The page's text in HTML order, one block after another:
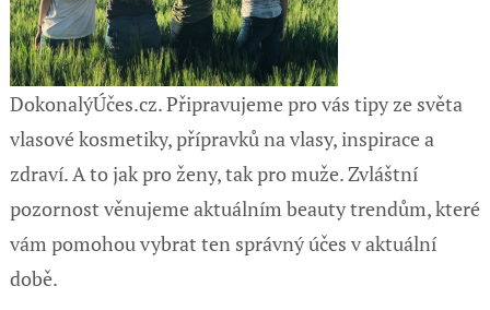
DokonalýÚčes.cz. Připravujeme pro vás tipy ze světa
vlasové kosmetiky, přípravků na vlasy, inspirace a
zdraví. A to jak pro ženy, tak pro muže. Zvláštní
pozornost věnujeme aktuálním beauty trendům, které
vám pomohou vybrat ten správný účes v aktuální
době.